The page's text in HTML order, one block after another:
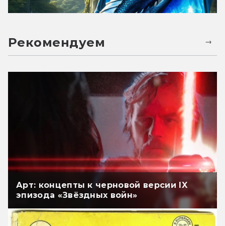
Рекомендуем
Арт: концепты к черновой версии IX
эпизода «Звёздных войн»